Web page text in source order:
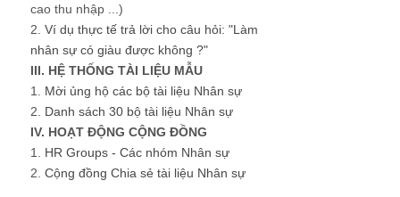
cao thu nhập ...)
2. Ví dụ thực tế trả lời cho câu hỏi: "Làm
nhân sự có giàu được không ?"
III. HỆ THỐNG TÀI LIỆU MẪU
1. Mời ủng hộ các bộ tài liệu Nhân sự
2. Danh sách 30 bộ tài liệu Nhân sự
IV. HOẠT ĐỘNG CỘNG ĐỒNG
1. HR Groups - Các nhóm Nhân sự
2. Cộng đồng Chia sẻ tài liệu Nhân sự